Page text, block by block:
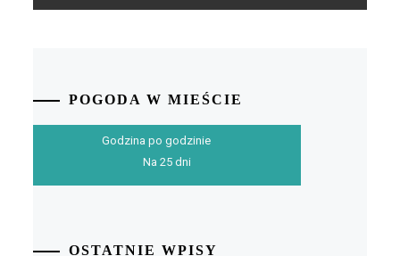
POGODA W MIEŚCIE
Godzina po godzinie
Na 25 dni
OSTATNIE WPISY